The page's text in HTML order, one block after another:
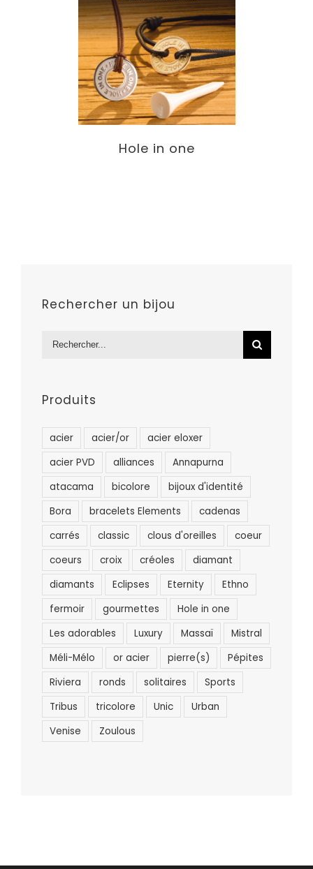
Hole in one
Rechercher un bijou
Rechercher:
Produits
acier acier/or
acier eloxer
acier PVD
alliances
Annapurna
atacama
bicolore
bijoux d'identité
Bora
bracelets Elements
cadenas
carrés
classic clous d'oreilles
coeur
coeurs
croix créoles
diamant
diamants
Eclipses Eternity
Ethno
fermoir
gourmettes
Hole in one
Les adorables
Luxury Massaï
Mistral
Méli-Mélo
or acier pierre(s)
Pépites
Riviera
ronds solitaires
Sports
Tribus
tricolore Unic
Urban
Venise
Zoulous